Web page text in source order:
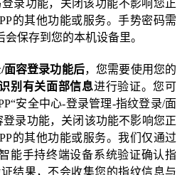
录功能，关闭该功能不影响您正
的其他功能或服务。手势密码需
保存到您的本机设备里。
/面容登录功能后，您需要使用您的
别有关面部信息进行验证。您可
“安全中心-登录管理-指纹登录/面
登录功能，关闭该功能不影响您正
的其他功能或服务。我们仅通过
能手持终端设备系统验证确认指
结果，不会收集您的指纹信息与